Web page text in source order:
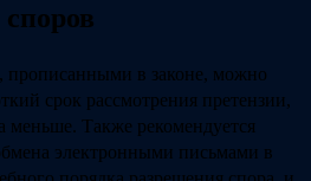
в законе, можно
срок рассмотрения претензии,
меньше. Также рекомендуется
электронными письмами в